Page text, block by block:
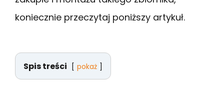
koniecznie przeczytaj poniższy artykuł.
Spis treści pokaż